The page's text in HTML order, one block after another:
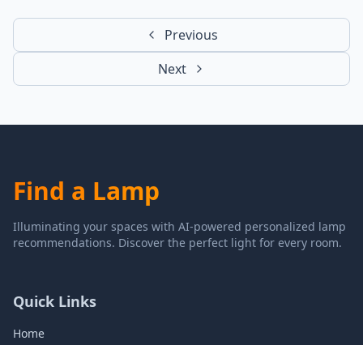
Previous
Next
Find a Lamp
Illuminating your spaces with AI-powered personalized lamp
recommendations. Discover the perfect light for every room.
Quick Links
Home